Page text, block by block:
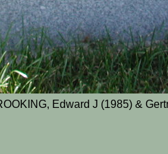
Edward J (1985) &